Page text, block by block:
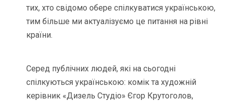
тих, хто свідомо обере спілкуватися українською,
тим більше ми актуалізуємо це питання на рівні
країни.
Серед публічних людей, які на сьогодні
спілкуються українською: комік та художній
керівник «Дизель Студіо» Єгор Крутоголов,